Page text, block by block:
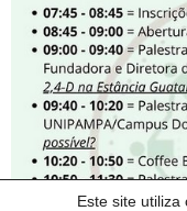
Este site utiliza